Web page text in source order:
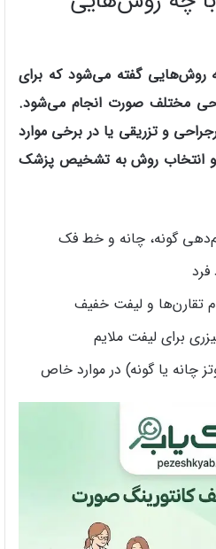
روش‌هایی گفته می‌شود که برای
مختلف صورت انجام می‌شود.
و تزریقی یا در برخی موارد
انتخاب روش به تشخیص پزشک
گونه، چانه و خط فک
تقارن‌ها و لیفت خفیف
برای لیفت ملایم
چانه یا گونه) در موارد خاص